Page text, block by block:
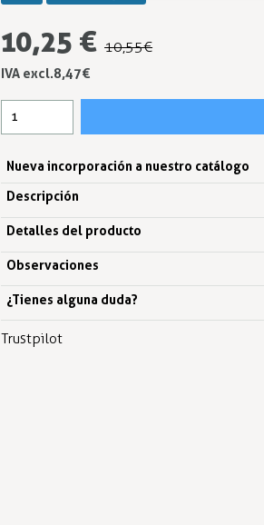
10,25 € 10,55 €
IVA excl.8,47 €
Nueva incorporación a nuestro catálogo
Descripción
Detalles del producto
Observaciones
¿Tienes alguna duda?
Trustpilot